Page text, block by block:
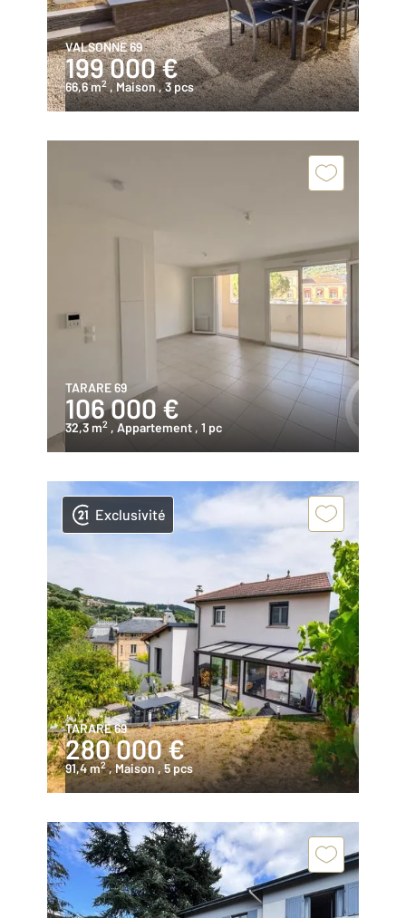
VALSONNE 69
199 000 €
66,6 m2 , Maison, 3 pcs
TARARE 69
106 000 €
32,3 m2 , Appartement , 1 pc
Exclusivité
TARARE 69
280 000 €
91,4 m2 , Maison , 5 pcs